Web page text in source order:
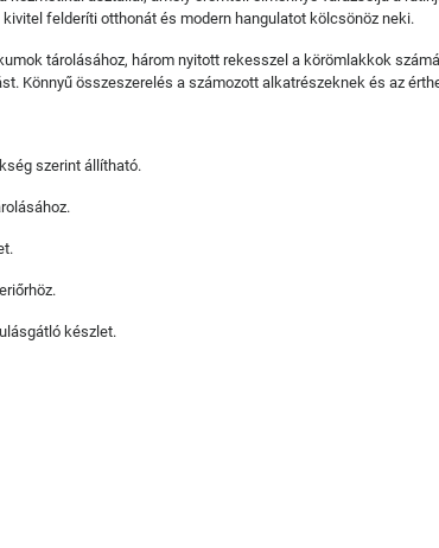
felderíti otthonát és modern hangulatot kölcsönöz neki.
tárolásához, három nyitott rekesszel a körömlakkok
Könnyű összeszerelés a számozott alkatrészeknek és az
szerint állítható.
készlet.